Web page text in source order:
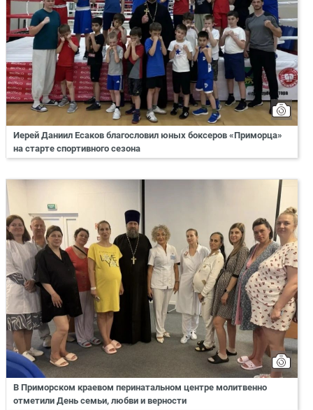
Иерей Даниил Есаков благословил юных боксеров «Приморца»
на старте спортивного сезона
В Приморском краевом перинатальном центре молитвенно
отметили День семьи, любви и верности